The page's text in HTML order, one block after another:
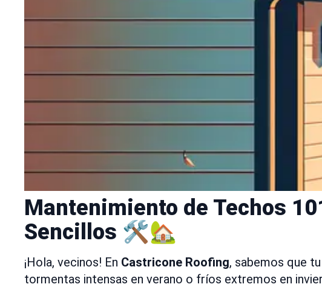
Mantenimiento de Techos
Sencillos 🛠️🏡
¡Hola, vecinos! En Castricone Roofing, sabemos que
tormentas intensas en verano o fríos extremos en